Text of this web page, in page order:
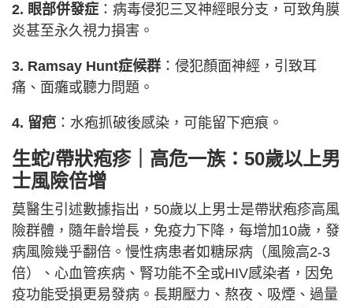
2. 眼部併發症 ：病毒侵犯三叉神經眼分支，可致角膜
炎甚至永久視力損害。
3. Ramsay Hunt症候群 ：侵犯顏面神經，引致耳
痛、面癱或聽力問題。
4. 留疤 ：水疱抓破後感染，可能留下疤痕。
生蛇/帶狀疱疹｜高危一族：50歲以上男
士風險倍增
莫醫生引述數據指出，50歲以上男士是帶狀疱疹高風
險群體，隨年齡增長，免疫力下降，每增加10歲，發
病風險幾乎翻倍。慢性病患者如糖尿病（風險高2-3
倍）、心血管疾病、腎功能不全或HIV感染者，因免
疫功能受損更易發病。長期壓力、熬夜、吸煙、過量